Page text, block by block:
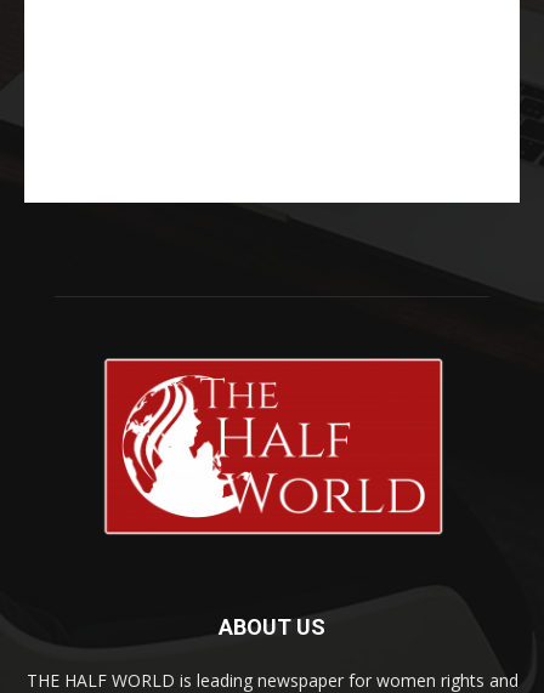
ABOUT US
THE HALF WORLD is leading newspaper for women rights and